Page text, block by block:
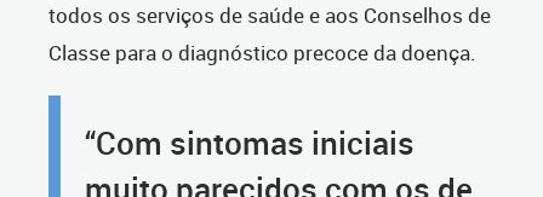
todos os serviços de saúde e aos Conselhos de
Classe para o diagnóstico precoce da doença.
“Com sintomas iniciais
muito parecidos com os de